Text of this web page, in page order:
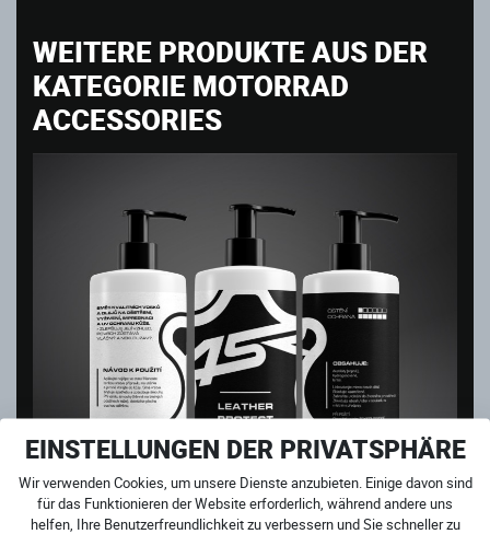
EINSTELLUNGEN DER PRIVATSPHÄRE
Wir verwenden Cookies, um unsere Dienste anzubieten. Einige davon sind
für das Funktionieren der Website erforderlich, während andere uns
helfen, Ihre Benutzerfreundlichkeit zu verbessern und Sie schneller zu
WEITERE PRODUKTE AUS DER
KATEGORIE MOTORRAD
ACCESSORIES